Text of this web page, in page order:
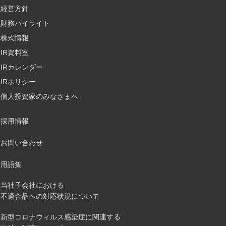
経営方針
財務ハイライト
株式情報
IR資料室
IRカレンダー
IRポリシー
個人投資家のみなさまへ
採用情報
お問い合わせ
用語集
当社子会社における
不適合品への対応状況について
新型コロナウィルス感染症に関連する